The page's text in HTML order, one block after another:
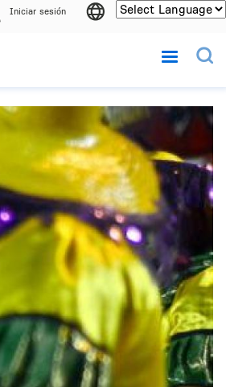
Iniciar sesión